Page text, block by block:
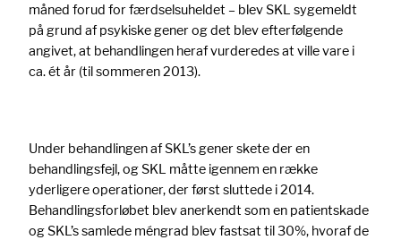
måned forud for færdselsuheldet – blev SKL sygemeldt
på grund af psykiske gener og det blev efterfølgende
angivet, at behandlingen heraf vurderedes at ville vare i
ca. ét år (til sommeren 2013).
Under behandlingen af SKL’s gener skete der en
behandlingsfejl, og SKL måtte igennem en række
yderligere operationer, der først sluttede i 2014.
Behandlingsforløbet blev anerkendt som en patientskade
og SKL’s samlede méngrad blev fastsat til 30%, hvoraf de